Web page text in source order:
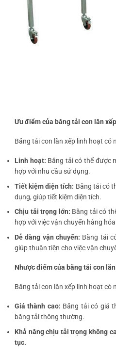
Ưu điểm của băng tải con lăn
Băng tải con lăn xếp linh hoạt có
Linh hoạt: Băng tải có thể được
hợp với nhu cầu sử dụng.
Tiết kiệm diện tích: Băng tải có
dụng, giúp tiết kiệm diện tích.
Chịu tải trọng lớn: Băng tải có
hợp với việc vận chuyển hàng
Dễ dàng vận chuyển: Băng tải
giúp thuận tiện cho việc vận
Nhược điểm của băng tải con
Băng tải con lăn xếp linh hoạt có
Giá thành cao: Băng tải có giá
băng tải thông thường.
Khả năng chịu tải trọng không
tục.